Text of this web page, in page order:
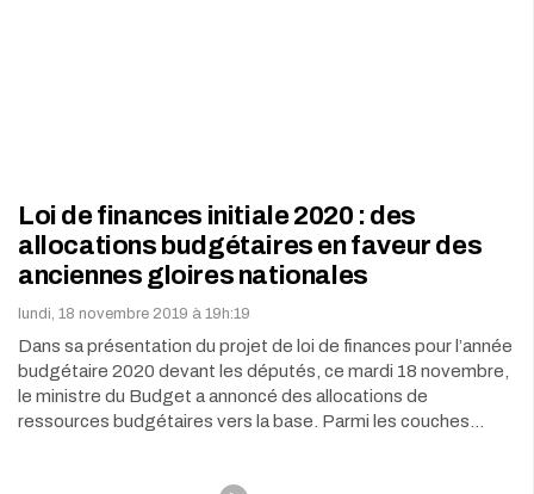
Loi de finances initiale 2020 : des
allocations budgétaires en faveur des
anciennes gloires nationales
lundi, 18 novembre 2019 à 19h:19
Dans sa présentation du projet de loi de finances pour l’année
budgétaire 2020 devant les députés, ce mardi 18 novembre,
le ministre du Budget a annoncé des allocations de
ressources budgétaires vers la base. Parmi les couches…